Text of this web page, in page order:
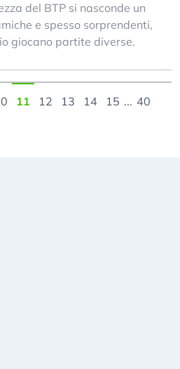
del BTP si nasconde un
e spesso sorprendenti,
giocano partite diverse.
11 12 13 14 15 ... 40